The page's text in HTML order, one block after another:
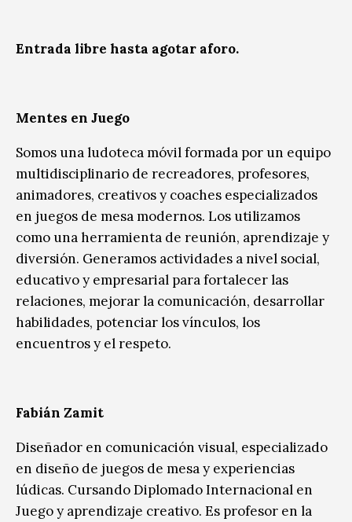
Entrada libre hasta agotar aforo.
Mentes en Juego
Somos una ludoteca móvil formada por un equipo
multidisciplinario de recreadores, profesores,
animadores, creativos y coaches especializados
en juegos de mesa modernos. Los utilizamos
como una herramienta de reunión, aprendizaje y
diversión. Generamos actividades a nivel social,
educativo y empresarial para fortalecer las
relaciones, mejorar la comunicación, desarrollar
habilidades, potenciar los vínculos, los
encuentros y el respeto.
Fabián Zamit
Diseñador en comunicación visual, especializado
en diseño de juegos de mesa y experiencias
lúdicas. Cursando Diplomado Internacional en
Juego y aprendizaje creativo. Es profesor en la